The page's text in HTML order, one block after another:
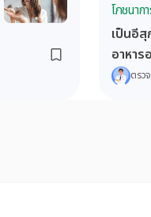
โภชนาก
เป็นอี
อาหาร
ตรว